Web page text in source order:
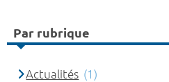
Par rubrique
Actualités (1)